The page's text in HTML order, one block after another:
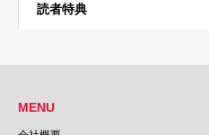
読者特典
MENU